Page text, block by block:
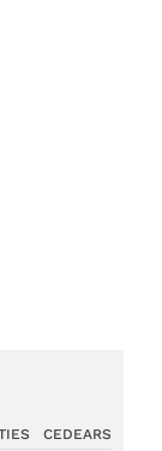
CEDEARS